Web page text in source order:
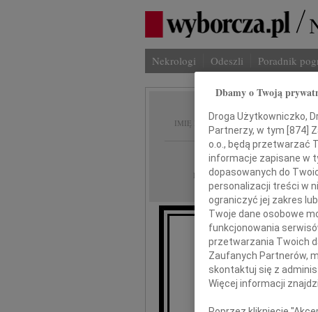
Nekrologi Odeszli Poradnik
IMIĘ I NAZWISKO:
REGION: Radom
DATA EMISJI: 26.03.2010
Z bólem
po
Dbamy o Twoją
Droga Użytkowniczko,
Partnerzy, w tym [874]
o.o., będą przetwarzać
informacje zapisane w
dopasowanych do
personalizacji treści w
ograniczyć jej zakres
Twoje dane osobowe
funkcjonowania
przetwarzania Twoich
Zaufanych Partnerów,
skontaktuj się z
Więcej informacji